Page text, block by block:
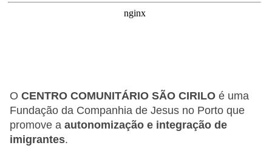
O CENTRO COMUNITÁRIO SÃO CIRILO é uma
Fundação da Companhia de Jesus no Porto que
promove a autonomização e integração de
imigrantes.